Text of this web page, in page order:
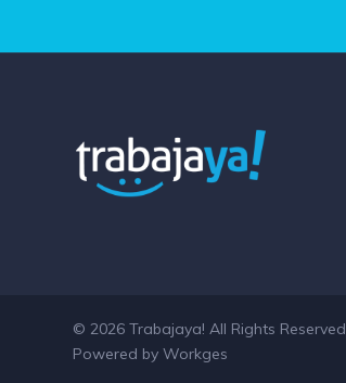
© 2026 Trabajaya! All Rights Reserved
Powered by Workges